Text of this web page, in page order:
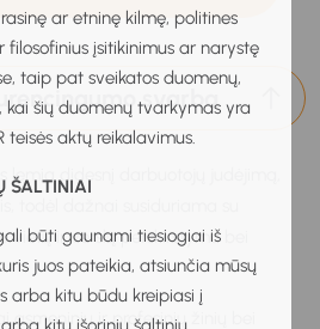
ar etninę kilmę, politines
filosofinius įsitikinimus ar narystę
taip pat sveikatos duomenų,
kai šių duomenų tvarkymas yra
aktų reikalavimus.
ŠALTINIAI
būti gaunami tiesiogiai iš
juos pateikia, atsiunčia mūsų
arba kitu būdu kreipiasi į
svarba
lemia didesnį darbuotojų judėjimą,
vietų ir verslų perskirstymu bei
asmeninių ir profesinių žinių bei